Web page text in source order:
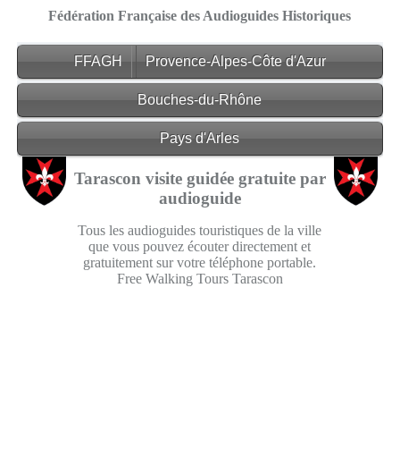
Fédération Française des Audioguides Historiques
FFAGH Provence-Alpes-Côte d'Azur
Bouches-du-Rhône
Pays d'Arles
Tarascon visite guidée gratuite par
audioguide
Tous les audioguides touristiques de la ville
que vous pouvez écouter directement et
gratuitement sur votre téléphone portable.
Free Walking Tours Tarascon